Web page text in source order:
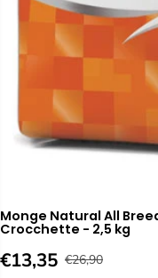
Monge Natural All
Crocchette - 2,5 kg
P
€13,35 P
€26,90
E